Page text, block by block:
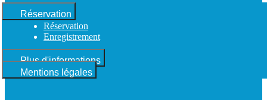
Réservation
Réservation
Enregistrement
Plus d'informations
Mentions légales